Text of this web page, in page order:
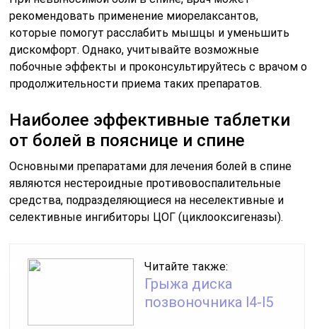
рекомендовать применение миорелаксантов,
которые помогут расслабить мышцы и уменьшить
дискомфорт. Однако, учитывайте возможные
побочные эффекты и проконсультируйтесь с врачом о
продолжительности приема таких препаратов.
Наиболее эффективные таблетки
от болей в пояснице и спине
Основными препаратами для лечения болей в спине
являются нестероидные противовоспалительные
средства, подразделяющиеся на неселективные и
селективные ингибиторы ЦОГ (циклооксигеназы).
Читайте также:
Грыжа диска
позвоночника l4-l5